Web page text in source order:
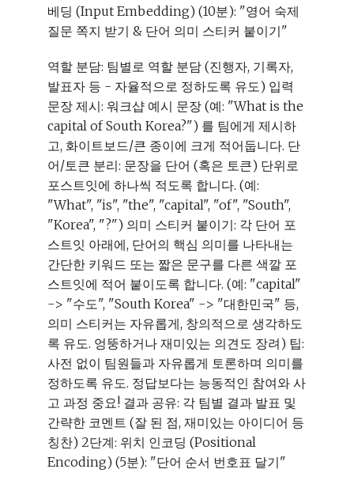
베딩 (Input Embedding) (10분): "영어 숙제
질문 쪽지 받기 & 단어 의미 스티커 붙이기"
역할 분담: 팀별로 역할 분담 (진행자, 기록자,
발표자 등 - 자율적으로 정하도록 유도) 입력
문장 제시: 워크샵 예시 문장 (예: "What is the
capital of South Korea?") 를 팀에게 제시하
고, 화이트보드/큰 종이에 크게 적어둡니다. 단
어/토큰 분리: 문장을 단어 (혹은 토큰) 단위로
포스트잇에 하나씩 적도록 합니다. (예:
"What", "is", "the", "capital", "of", "South",
"Korea", "?") 의미 스티커 붙이기: 각 단어 포
스트잇 아래에, 단어의 핵심 의미를 나타내는
간단한 키워드 또는 짧은 문구를 다른 색깔 포
스트잇에 적어 붙이도록 합니다. (예: "capital"
-> "수도", "South Korea" -> "대한민국" 등,
의미 스티커는 자유롭게, 창의적으로 생각하도
록 유도. 엉뚱하거나 재미있는 의견도 장려) 팁:
사전 없이 팀원들과 자유롭게 토론하며 의미를
정하도록 유도. 정답보다는 능동적인 참여와 사
고 과정 중요! 결과 공유: 각 팀별 결과 발표 및
간략한 코멘트 (잘 된 점, 재미있는 아이디어 등
칭찬) 2단계: 위치 인코딩 (Positional
Encoding) (5분): "단어 순서 번호표 달기"